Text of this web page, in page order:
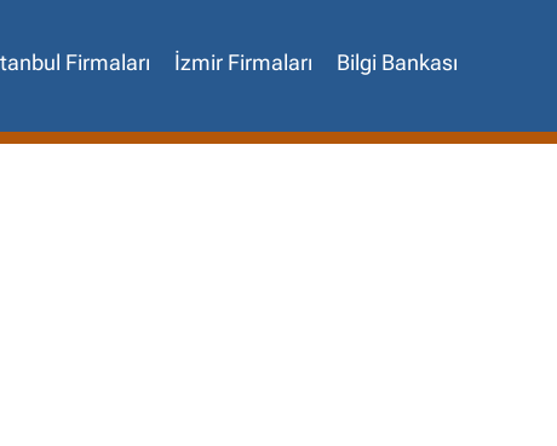
Firmaları İzmir Firmaları Bilgi Bankası